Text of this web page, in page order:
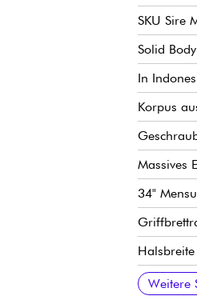
SKU Sire
Solid
In
Korpus
Massives
34"
Sire
Lautstärke
Ton
Balance
Höhen
Mitten /
Bass
Mini-
Sire
Sire
Satin
Weitere